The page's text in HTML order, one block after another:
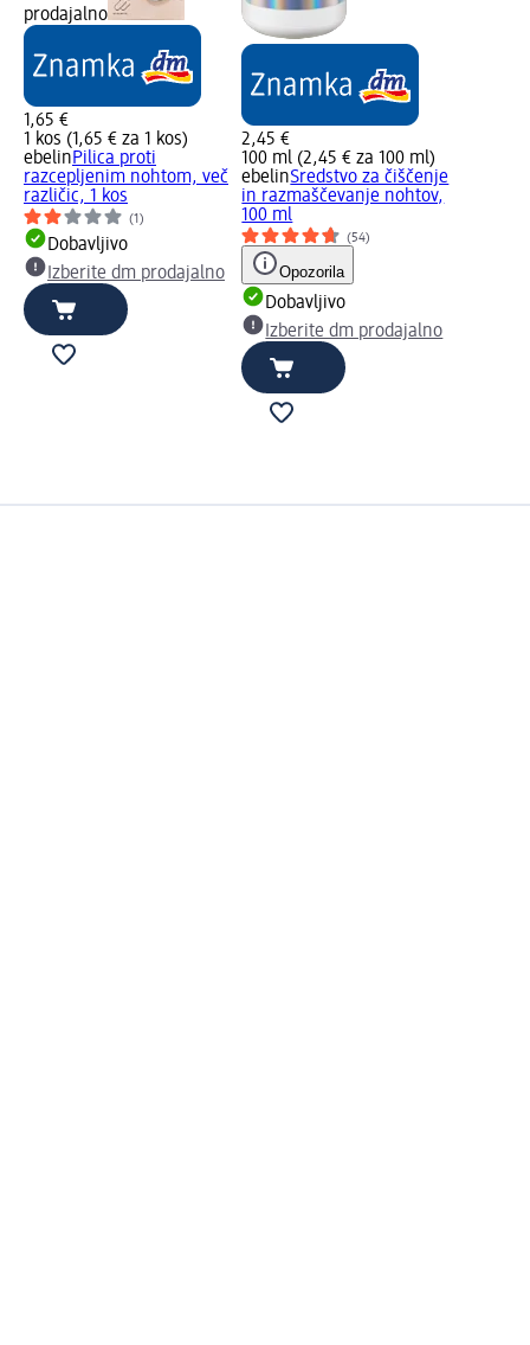
prodajalno
1,65 €
1 kos (1,65 € za 1 kos)
ebelinPilica proti
razcepljenim nohtom, več
različic, 1 kos
(1)
Dobavljivo
Izberite dm prodajalno
2,45 €
100 ml (2,45 € za 100 ml)
ebelinSredstvo za čiščenje
in razmaščevanje nohtov,
100 ml
(54)
Opozorila
Dobavljivo
Izberite dm prodajalno